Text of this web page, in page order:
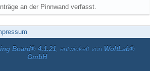
an der Pinnwand verfasst.
Board® 4.1.21, entwickelt von WoltLab®
GmbH